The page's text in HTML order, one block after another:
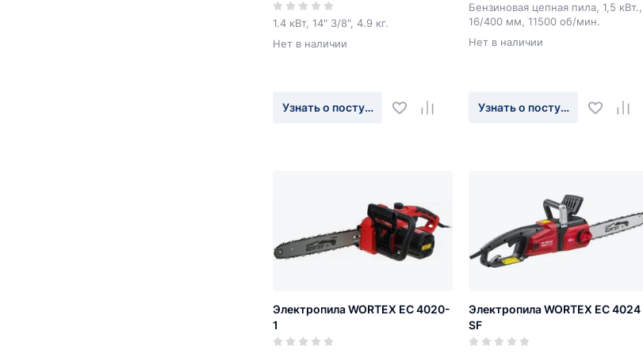
1.4 кВт, 14" 3/8", 4.9 кг.
Нет в наличии
Узнать о поступлении
Бензиновая цепная пила, 1,5 кВт.,
16/400 мм, 11500 об/мин.
Нет в наличии
Узнать о поступлении
Электропила WORTEX EC 4020-
1
Электропила WORTEX EC 4024
SF